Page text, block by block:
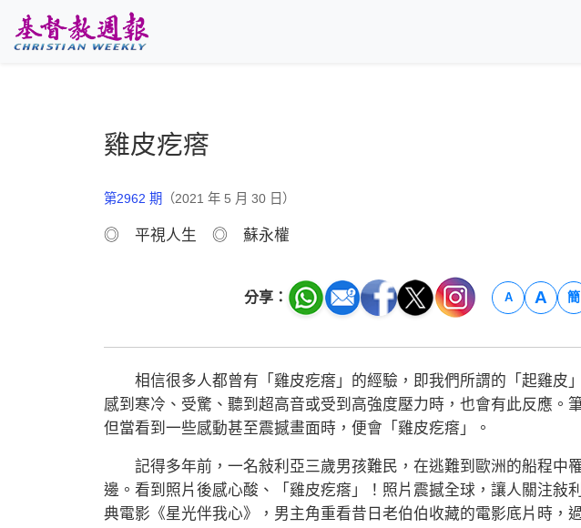
雞皮疙瘩
第2962 期 （2021 年 5 月 30 日）
◎ 平視人生 ◎ 蘇永權
分享： A A 簡
相信很多人都曾有「雞皮疙瘩」的經驗，即我們所謂的「起雞皮」
感到寒冷、受驚、聽到超高音或受到高強度壓力時，也會有此反應。
但當看到一些感動甚至震撼畫面時，便會「雞皮疙瘩」。
記得多年前，一名敍利亞三歲男孩難民，在逃難到歐洲的船程中
邊。看到照片後感心酸、「雞皮疙瘩」！照片震撼全球，讓人關注敍
典電影《星光伴我心》，男主角重看昔日老伯伯收藏的電影底片時，